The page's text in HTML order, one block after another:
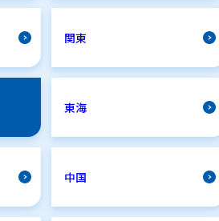
関東
東海
中国